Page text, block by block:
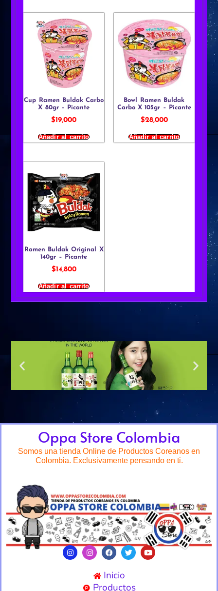
Cup Ramen Buldak Carbo
X 80gr – Picante
$19,000
Añadir al carrito
Bowl Ramen Buldak
Carbo X 105gr – Picante
$28,000
Añadir al carrito
Ramen Buldak Original X
140gr – Picante
$14,800
Añadir al carrito
Oppa Store Colombia
Somos una tienda Online de Productos Coreanos en
Colombia. Exclusivamente pensando en ti.
Inicio
Productos